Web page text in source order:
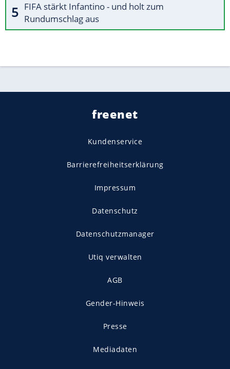
FIFA stärkt Infantino - und holt zum
Rundumschlag aus
freenet
Kundenservice
Barrierefreiheitserklärung
Impressum
Datenschutz
Datenschutzmanager
Utiq verwalten
AGB
Gender-Hinweis
Presse
Mediadaten